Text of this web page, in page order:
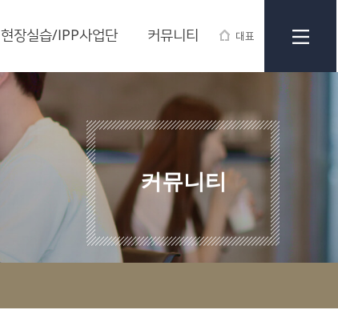
대표
현장실습/IPP사업단 커뮤니티
커뮤니티